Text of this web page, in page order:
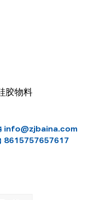
胶物料
info@zjbaina.com
8615757657617